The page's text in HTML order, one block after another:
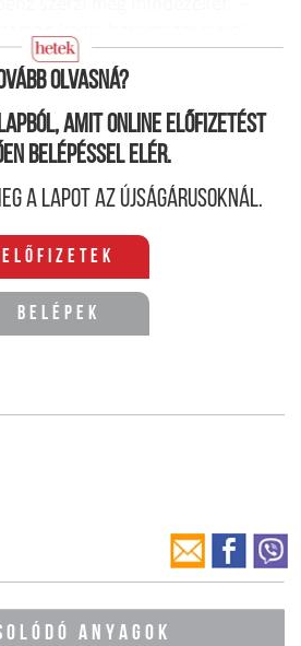
olvasná?
amit online előfizetést
belépéssel elér.
a lapot az újságárusoknál.
Előfizetek
Belépek
ANYAGOK